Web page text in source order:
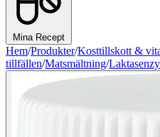
Mina Recept
Hem/Produkter/Kosttillskott &
tillfällen/Matsmältning/